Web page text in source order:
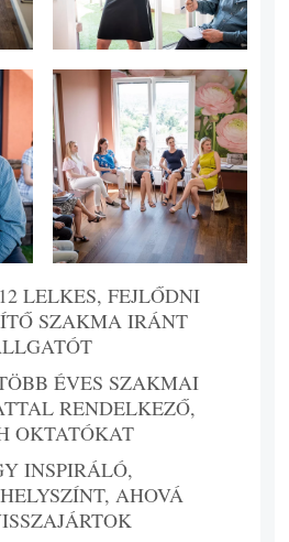
LELKES, FEJLŐDNI
SZAKMA IRÁNT
ÉVES SZAKMAI
RENDELKEZŐ,
OKTATÓKAT
INSPIRÁLÓ,
AHOVÁ